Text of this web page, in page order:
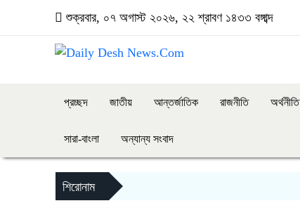
শুক্রবার, ০৭ অগাস্ট ২০২৬, ২২ শ্রাবণ ১৪৩৩ বঙ্গাব্দ
প্রচ্ছদ জাতীয় আন্তর্জাতিক রাজনীতি অর্থনীতি
সারা-বাংলা অন্যান্য সংবাদ
শিরোনাম